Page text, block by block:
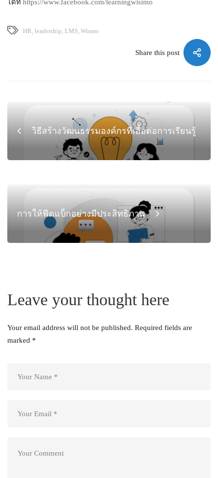
ได้ที่ https://www.facebook.com/learningwisimo
HR leadership LMS Wismo
Share this post
วิธีสร้างวัฒนธรรมองค์กรที่เอื้อต่อการเรียนรู้
การให้ฟีดแบ็กอย่างมีประสิทธิภาพ
Leave your thought here
Your email address will not be published. Required fields are
marked *